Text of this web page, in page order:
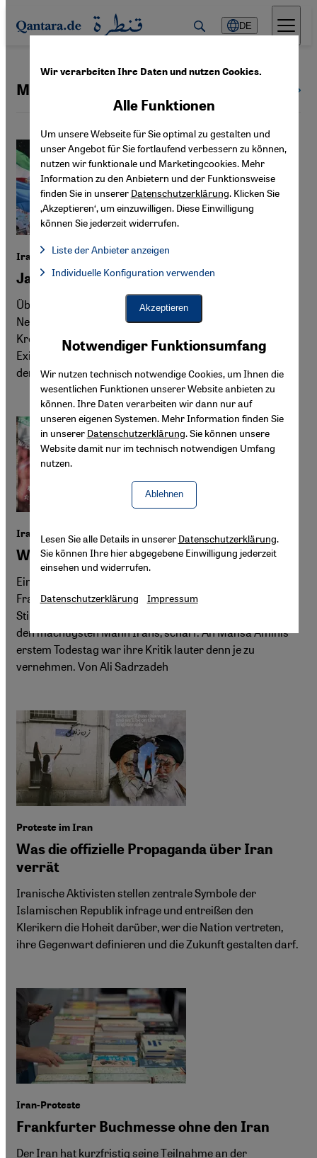
Direkt zum Inhalt springen
DE
Medien im Iran
Irans Monarchie-Anhänger
Ja zur Nostalgie – ja zum Krieg
Über Satelliten-TV und Allianzen mit Trump und
Netanjahu arbeiten iranische Monarchisten um Ex-
Kronprinz Reza Pahlavi auf ein Comeback hin. Aus dem
Exil verklären sie die Schah-Diktatur und versuchen, die
demokratische Opposition zu kapern.
Iran ein Jahr nach dem Tod von Mahsa Amini
Wie die Machtbasis des Regimes schwindet
Einst waren sie die Wortführer der radikalsten
Fraktionen der Macht. Inzwischen kritisieren prominente
Stimmen aus dem innersten Machtzirkel Ali Khamenei,
den mächtigsten Mann Irans, scharf. An Mahsa Aminis
erstem Todestag war ihre Kritik lauter denn je zu
vernehmen. Von Ali Sadrzadeh
Proteste im Iran
Was die offizielle Propaganda über Iran
verrät
Iranische Aktivisten stellen zentrale Symbole der
Islamischen Republik infrage und entreißen den
Klerikern die Hoheit darüber, wer die Nation vertreten,
ihre Gegenwart definieren und die Zukunft gestalten darf.
Iran-Proteste
Frankfurter Buchmesse ohne den Iran
Der Iran hat kurzfristig seine Teilnahme an der
Wir verarbeiten Ihre Daten und nutzen Cookies.
Notwendiger Funktionsumfang
Wir nutzen technisch notwendige Cookies, um Ihnen die
wesentlichen Funktionen unserer Website anbieten zu
können. Ihre Daten verarbeiten wir dann nur auf
unseren eigenen Systemen. Mehr Information finden Sie
in unserer Datenschutzerklärung. Sie können unsere
Website damit nur im technisch notwendigen Umfang
nutzen.
Ablehnen
Alle Funktionen
Um unsere Webseite für Sie optimal zu gestalten und
unser Angebot für Sie fortlaufend verbessern zu können,
nutzen wir funktionale und Marketingcookies. Mehr
Information zu den Anbietern und der Funktionsweise
finden Sie in unserer Datenschutzerklärung. Klicken Sie
‚Akzeptieren‘, um einzuwilligen. Diese Einwilligung
können Sie jederzeit widerrufen.
Liste der Anbieter anzeigen
Facebook Embed / Facebook Connect, Google Maps Embed,
Facebook Embed / Facebook Connect
Google Maps Embed
Individuelle Konfiguration verwenden
Akzeptieren
Lesen Sie alle Details in unserer Datenschutzerklärung.
Sie können Ihre hier abgegebene Einwilligung jederzeit
einsehen und widerrufen.
Datenschutzerklärung Impressum